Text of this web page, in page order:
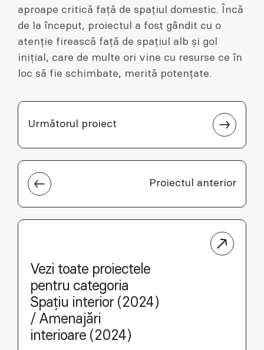
aproape critică față de spațiul domestic. Încă
de la început, proiectul a fost gândit cu o
atenție firească față de spațiul alb și gol
inițial, care de multe ori vine cu resurse ce în
loc să fie schimbate, merită potențate.
Proiectul anterior
Următorul proiect
Vezi toate proiectele
pentru categoria
Spațiu interior (2024)
/ Amenajări
interioare (2024)